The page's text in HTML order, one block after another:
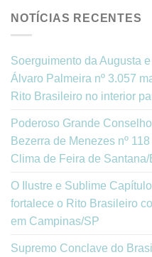
NOTÍCIAS RECENTES
Soerguimento da Augusta
Álvaro Palmeira nº 3.057
Rito Brasileiro no interior
Poderoso Grande
Bezerra de Menezes nº
Clima de Feira de Santana/
O Ilustre e Sublime
fortalece o Rito Brasileiro
em Campinas/SP
Supremo Conclave do